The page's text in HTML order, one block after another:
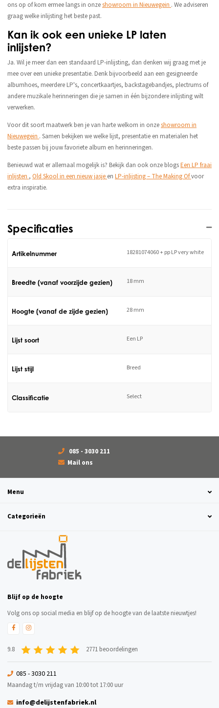
ons op of kom ermee langs in onzeshowroom in Nieuwegein . We adviseren
graag welke inlijsting het beste past.
Kan ik ook een unieke LP laten
inlijsten?
Ja. Wil je meer dan een standaard LP-inlijsting, dan denken wij graag met je
mee over een unieke presentatie. Denk bijvoorbeeld aan een gesigneerde
albumhoes, meerdere LP's, concertkaartjes, backstagebandjes, plectrums of
andere muzikale herinneringen die je samen in één bijzondere inlijsting wilt
verwerken.
Voor dit soort maatwerk ben je van harte welkom in onzeshowroom in
Nieuwegein . Samen bekijken we welke lijst, presentatie en materialen het
beste passen bij jouw favoriete album en herinneringen.
Benieuwd wat er allemaal mogelijk is? Bekijk dan ook onze blogsEen LP fraai
inlijsten , Old Skool in een nieuw jasje en LP-inlijsting – The Making Ofvoor
extra inspiratie.
Specificaties
Artikelnummer 18281074060 + pp LP very white
Breedte (vanaf voorzijde gezien) 18 mm
Hoogte (vanaf de zijde gezien) 28 mm
Lijst soort Een LP
Lijst stijl Breed
Classificatie Select
085 - 3030 211
Mail ons
Menu
Categorieën
Blijf op de hoogte
Volg ons op social media en blijf op de hoogte van de laatste nieuwtjes!
9.8 2771 beoordelingen
085 - 3030 211
Maandag t/m vrijdag van 10:00 tot 17:00 uur
info@delijstenfabriek.nl